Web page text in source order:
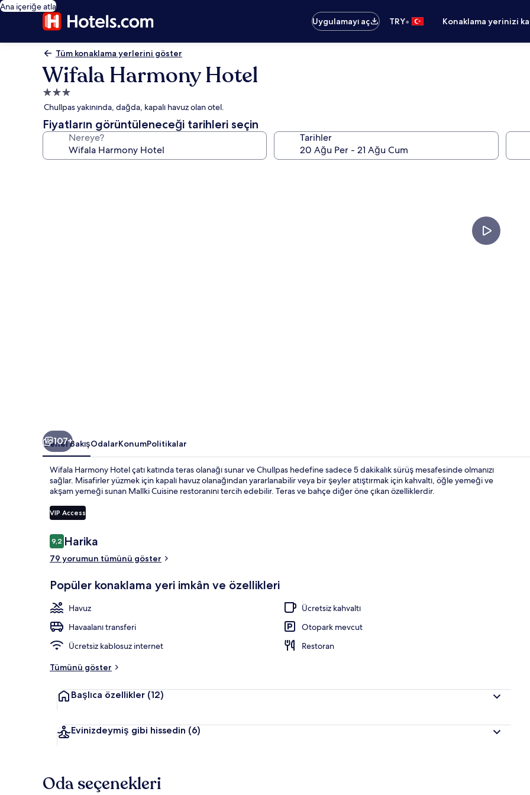
Ana içeriğe atla
Uygulamayı aç
TRY• Konaklama yerinizi
Tüm konaklama yerlerini göster
Wifala Harmony Hotel
3.0
yıldızlı
konaklama
yeri
Chullpas yakınında, dağda, kapalı havuz olan otel.
Fiyatların görüntüleneceği tarihleri seçin
Nereye? Tarihler
107+
Genel BakışOdalarKonumPolitikalar
Wifala Harmony Hotel çatı katında teras olanağı sunar ve Chullpas hedefine sadece 5 dakikalık sürüş mesafesinde olmanızı
sağlar. Misafirler yüzmek için kapalı havuz olanağından yararlanabilir veya bir şeyler atıştırmak için kahvaltı, öğle yemeği ve
akşam yemeği sunan Mallki Cuisine restoranını tercih edebilir. Teras ve bahçe diğer öne çıkan özelliklerdir.
VIP Access
Yorumlar
9,29,2/10
Harika
79 yorumun tümünü göster
Popüler konaklama yeri imkân ve özellikleri
Havuz
Ücretsiz kahvaltı
Havaalanı transferi
Otopark mevcut
Ücretsiz kablosuz internet
Restoran
Tümünü göster
Başlıca özellikler (12)
Evinizdeymiş gibi hissedin (6)
Oda seçenekleri